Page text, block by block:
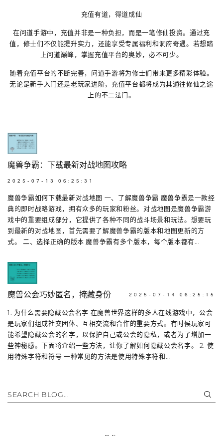
充值有道，得道成仙
在问道手游中，充值并非是一种负担，而是一笔修仙投资。通过充
值，修士们不仅能提升实力，还能享受专属福利和洞府奇遇。若想踏
上问道巅峰，掌握充值平台的奥妙，必不可少。
随着充值平台的不断完善，问道手游将为修士们带来更多精彩体验。
无论是新手入门还是老玩家进阶，充值平台都将成为其通往修仙之途
上的不二法门。
魔兽争霸：下载最新对战地图攻略
2025-07-13 06:25:31
魔兽争霸如何下载最新对战地图 一、了解魔兽争霸 魔兽争霸是一款经
典的即时战略游戏，拥有众多的玩家和粉丝。对战地图是魔兽争霸游
戏中的重要组成部分，它提供了各种不同的战斗场景和玩法。想要玩
到最新的对战地图，首先需要了解魔兽争霸的版本和地图更新的方
式。 二、选择正确的版本 魔兽争霸有多个版本，每个版本都有...
魔兽公会巧妙匿名，掩藏身份 2025-07-14 06:25:15
1. 为什么需要隐藏公会名字 在魔兽世界这样的多人在线游戏中，公会
是玩家们组成社交团体、互相交流和合作的重要方式。有时候玩家可
能希望隐藏公会的名字，以保护自己或公会的隐私，或者为了增加一
些神秘感。下面将介绍一些方法，让你了解如何隐藏公会名字。 2. 使
用特殊字符和符号 一种常见的方法是使用特殊字符和...
SEARCH BLOG...